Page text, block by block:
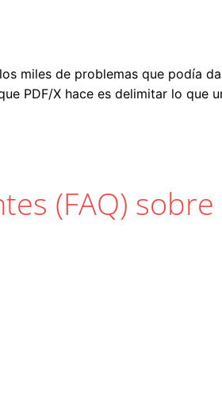
miles de problemas que podía
PDF/X hace es delimitar lo que
(FAQ) sobre